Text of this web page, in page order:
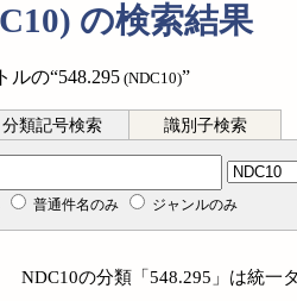
の検索結果
ルの“548.295 (NDC10)”
分類記号検索 識別子検索
普通件名のみ ジャンルのみ
NDC10の分類「548.295」は統一